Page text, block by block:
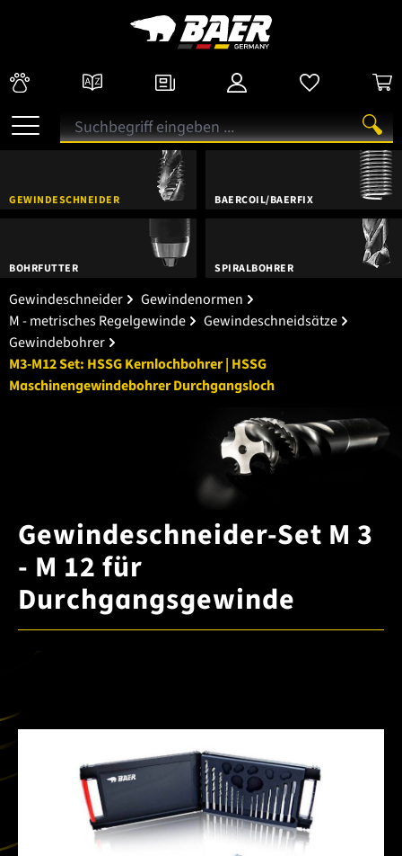
GEWINDESCHNEIDER BAERCOIL/BAERFIX
BOHRFUTTER SPIRALBOHRER
Gewindeschneider
Gewindenormen
M - metrisches Regelgewinde
Gewindeschneidsätze
Gewindebohrer
M3-M12 Set: HSSG Kernlochbohrer | HSSG
Maschinengewindebohrer Durchgangsloch
Gewindeschneider-Set M 3
- M 12 für
Durchgangsgewinde